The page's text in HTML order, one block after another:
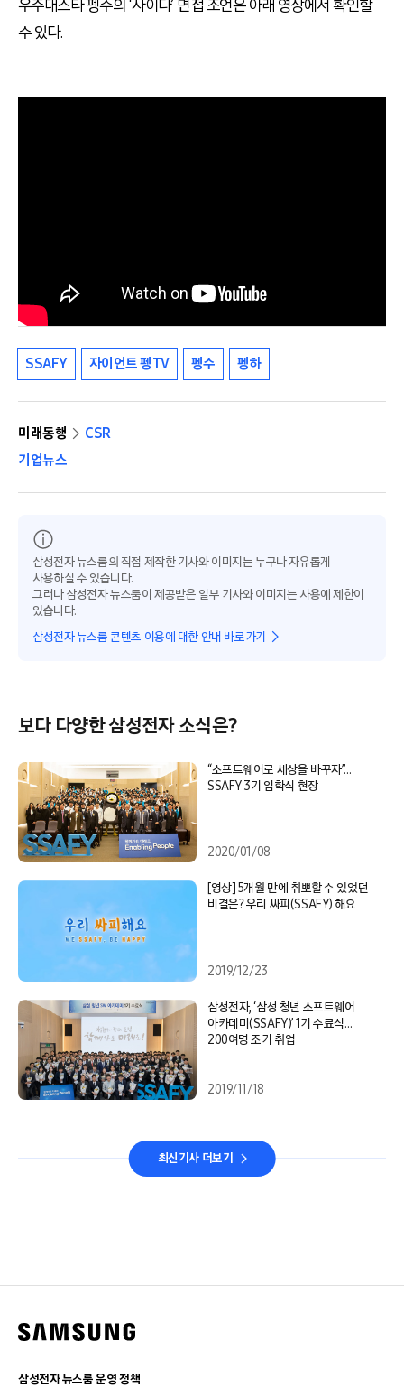
우주대스타 펭수의 ‘사이다’ 면접 조언은 아래 영상에서 확인할
수 있다.
SSAFY 자이언트 펭TV 펭수 펭하
미래동행
CSR
기업뉴스
삼성전자 뉴스룸의 직접 제작한 기사와 이미지는 누구나 자유롭게
사용하실 수 있습니다.
그러나 삼성전자 뉴스룸이 제공받은 일부 기사와 이미지는 사용에 제한이
있습니다.
삼성전자 뉴스룸 콘텐츠 이용에 대한 안내 바로가기
보다 다양한 삼성전자 소식은?
“소프트웨어로 세상을 바꾸자”…
SSAFY 3기 입학식 현장
2020/01/08
[영상] 5개월 만에 취뽀할 수 있었던
비결은? 우리 싸피(SSAFY) 해요
2019/12/23
삼성전자, ‘삼성 청년 소프트웨어
아카데미(SSAFY)’ 1기 수료식…
200여명 조기 취업
2019/11/18
최신기사 더보기
삼성전자 뉴스룸 운영 정책